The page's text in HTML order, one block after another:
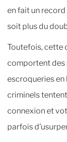
en fait un
soit plus du
Toutefois, cette
comportent des
escroqueries en
criminels
connexion et
parfois